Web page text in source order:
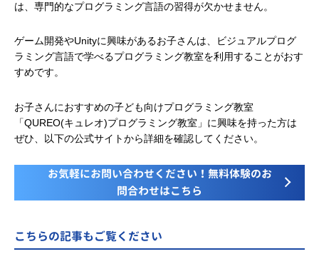
は、専門的なプログラミング言語の習得が欠かせません。
ゲーム開発やUnityに興味があるお子さんは、ビジュアルプログ
ラミング言語で学べるプログラミング教室を利用することがおす
すめです。
お子さんにおすすめの子ども向けプログラミング教室
「QUREO(キュレオ)プログラミング教室」に興味を持った方は
ぜひ、以下の公式サイトから詳細を確認してください。
お気軽にお問い合わせください！無料体験のお
問合わせはこちら
こちらの記事もご覧ください